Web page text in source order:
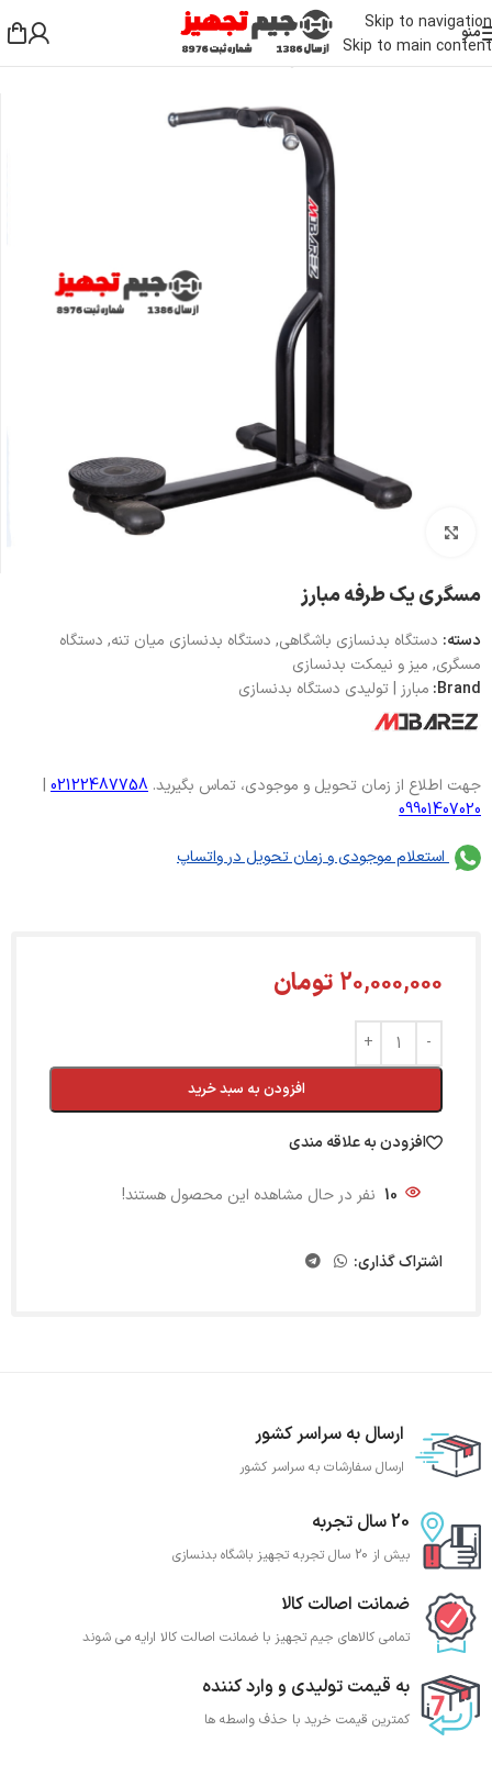
Skip to navigation
Skip to main content
منو
دستگاه بدنسازی باشگاهی/دستگاه بدنسازی میان تنه
مسگری یک طرفه مبارز
دسته: دستگاه بدنسازی باشگاهی, دستگاه بدنسازی میان تنه, دستگاه
مسگری, میز و نیمکت بدنسازی
Brand: مبارز | تولیدی دستگاه بدنسازی
جهت اطلاع از زمان تحویل و موجودی، تماس بگیرید. 02122487758
|
09901407020
استعلام موجودی و زمان تحویل در واتساپ
20,000,000 تومان
افزودن به سبد خرید
افزودن به علاقه مندی
10 نفر در حال مشاهده این محصول هستند!
اشتراک گذاری:
ارسال به سراسر کشور
ارسال سفارشات به سراسر کشور
20 سال تجربه
بیش از 20 سال تجربه تجهیز باشگاه بدنسازی
ضمانت اصالت کالا
تمامی کالاهای جیم تجهیز با ضمانت اصالت کالا ارایه می شوند
به قیمت تولیدی و وارد کننده
کمترین قیمت خرید با حذف واسطه ها